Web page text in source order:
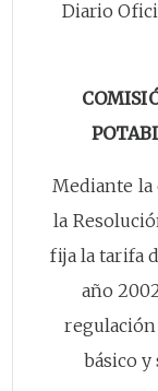
Diario
Mediante
la
fija la tarifa
año
regulación
básico y